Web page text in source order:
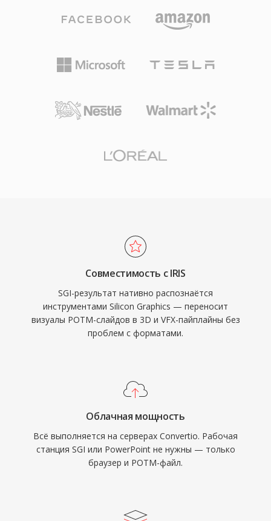
Совместимость с IRIS
SGI-результат нативно распознаётся
инструментами Silicon Graphics — переносит
визуалы POTM-слайдов в 3D и VFX-пайплайны без
проблем с форматами.
Облачная мощность
Всё выполняется на серверах Convertio. Рабочая
станция SGI или PowerPoint не нужны — только
браузер и POTM-файл.